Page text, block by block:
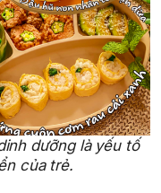
dưỡng là yếu tố
của trẻ.